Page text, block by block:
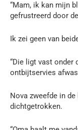
“Mam, ik kan mijn
gefrustreerd door
Ik zei geen van
“Die ligt vast onder
ontbijtservies
Nova zweefde in
dichtgetrokken.